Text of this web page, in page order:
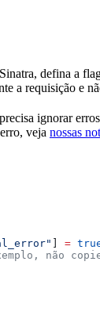
defina a
a requisição e
ignorar
veja nossas
=
não